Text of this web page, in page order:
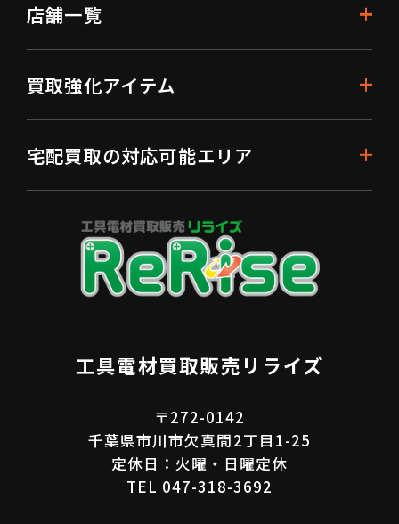
工具電材買取販売リライズ
〒272-0142
千葉県市川市欠真間2丁目1-25
定休日：火曜・日曜定休
TEL 047-318-3692
店舗一覧
買取強化アイテム
宅配買取の対応可能エリア